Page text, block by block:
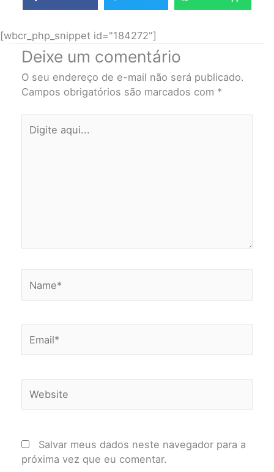
[wbcr_php_snippet id="184272"]
Deixe um comentário
O seu endereço de e-mail não será publicado.
Campos obrigatórios são marcados com *
aqui...
Salvar meus dados neste navegador para a
próxima vez que eu comentar.